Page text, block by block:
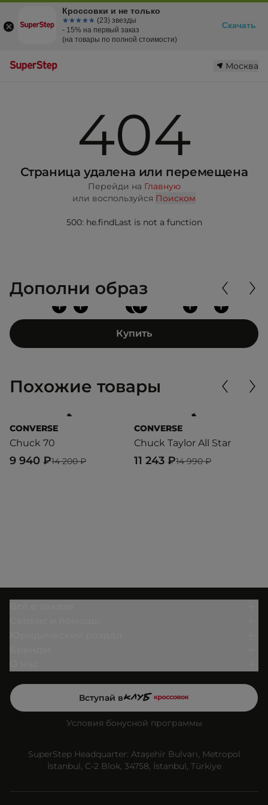
Москва
404
Страница удалена или перемещена
Перейди на Главную
или воспользуйся Поиском
500: he.findLast is not a function
Дополни образ
+
+
+ + +
+
Купить
Похожие товары
CONVERSE
Chuck 70
14 200 ₽
9 940 ₽
CONVERSE
Chuck Taylor All Star
14 990 ₽
11 243 ₽
Вступай в
Условия бонусной программы
SuperStep Headquarter: Ataşehir Bulvarı, Metropol
İstanbul, C-2 Blok, 34758, İstanbul, Türkiye
Кроссовки и не только
☆☆☆☆☆
★★★★★ (23) звезды
- 15% на первый заказ
(на товары по полной стоимости)
Скачать